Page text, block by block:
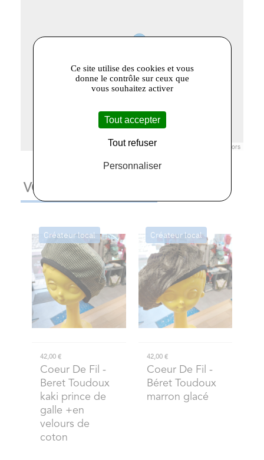
© Openstreetmap France | © contributors
VOUS AIMEREZ AUSSI
Créateur local
42,00 €
Coeur De Fil -
Beret Toudoux
kaki prince de
galle +en
velours de
coton
Créateur local
42,00 €
Coeur De Fil -
Béret Toudoux
marron glacé
Ce site utilise des cookies et vous
donne le contrôle sur ceux que
vous souhaitez activer
Tout accepter
Tout refuser
Personnaliser